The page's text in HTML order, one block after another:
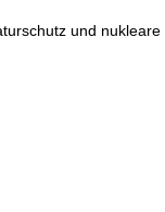
und nukleare